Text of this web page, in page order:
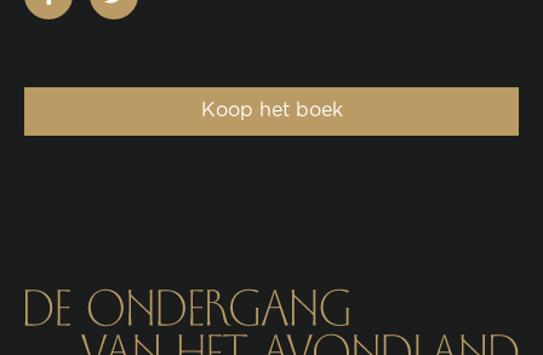
Koop het boek